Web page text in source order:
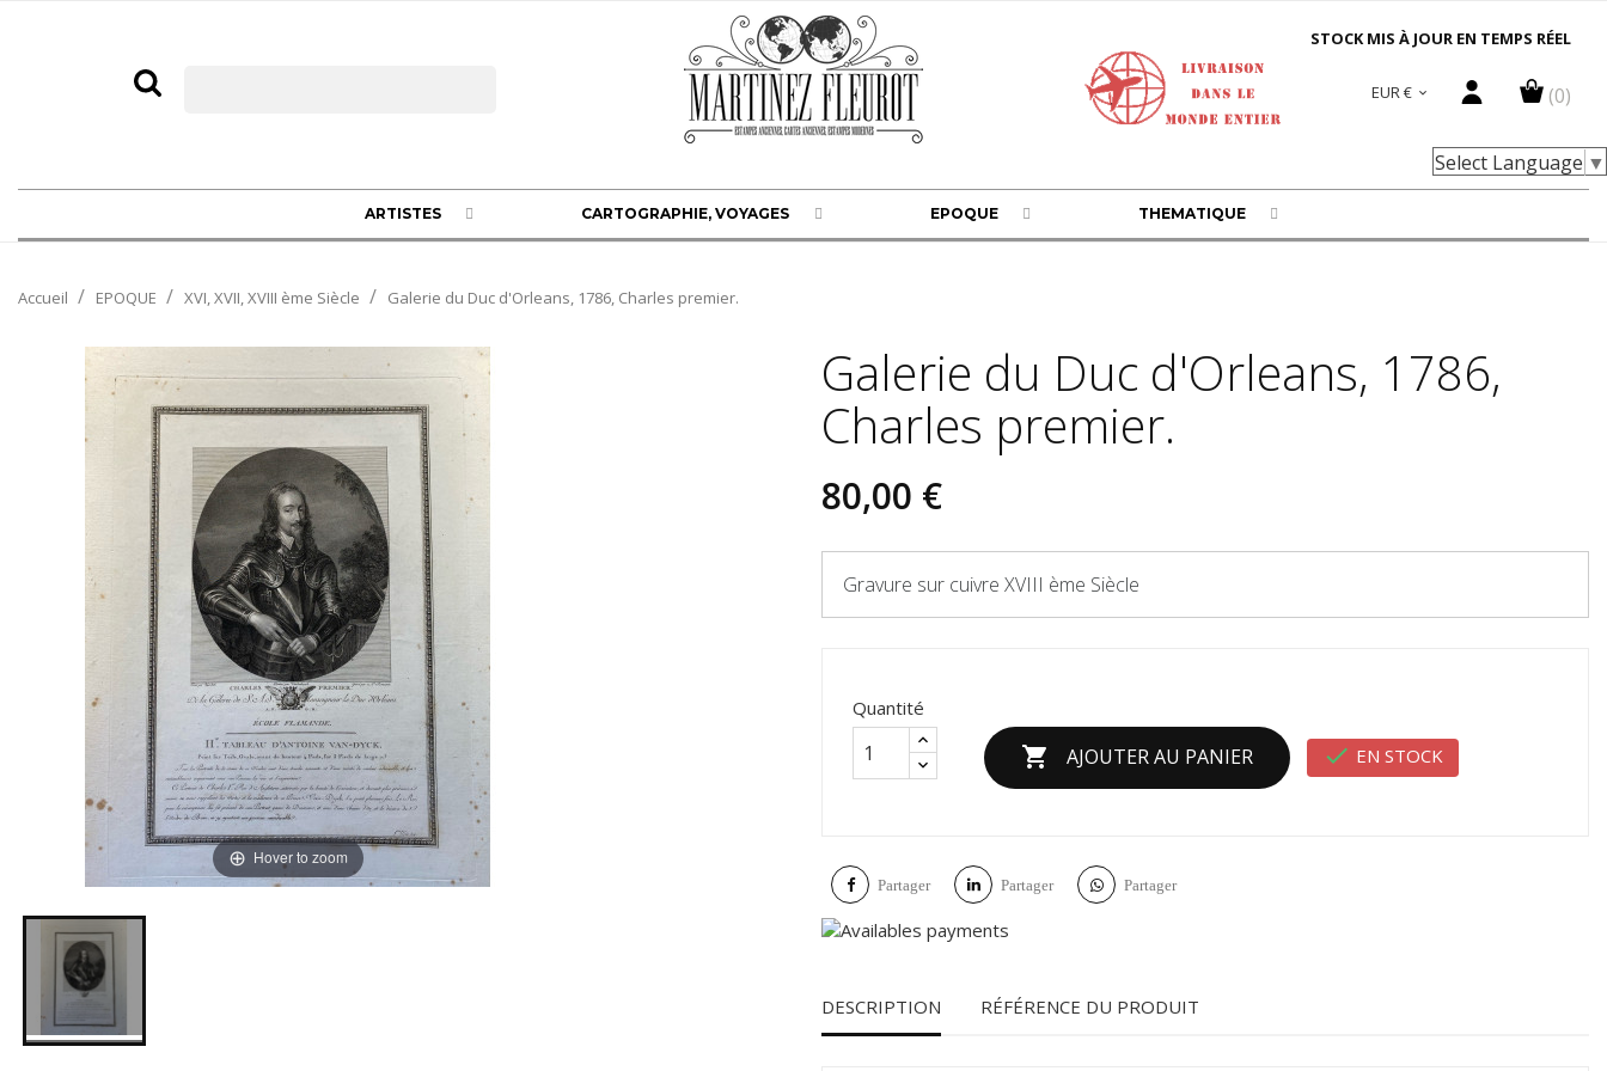
STOCK MIS À JOUR EN TEMPS RÉEL
(0)
EUR € 
Select Language ▼
ARTISTES CARTOGRAPHIE, VOYAGES EPOQUE THEMATIQUE
Accueil EPOQUE XVI, XVII, XVIII ème Siècle Galerie du Duc d'Orleans, 1786, Charles premier.
Hover to zoom
Galerie du Duc d'Orleans, 1786,
Charles premier.
80,00 €
Gravure sur cuivre XVIII ème Siècle
Quantité
 AJOUTER AU PANIER  EN STOCK
Partager Partager Partager
DESCRIPTION RÉFÉRENCE DU PRODUIT